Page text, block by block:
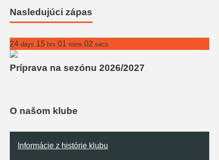
Nasledujúci zápas
24 days 15 hrs 01 mins 02 secs
Príprava na sezónu 2026/2027
O našom klube
Informácie z histórie klubu